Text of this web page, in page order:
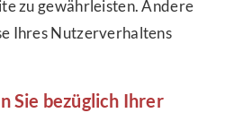
zu gewährleisten. Andere
Ihres Nutzerverhaltens
Sie bezüglich Ihrer